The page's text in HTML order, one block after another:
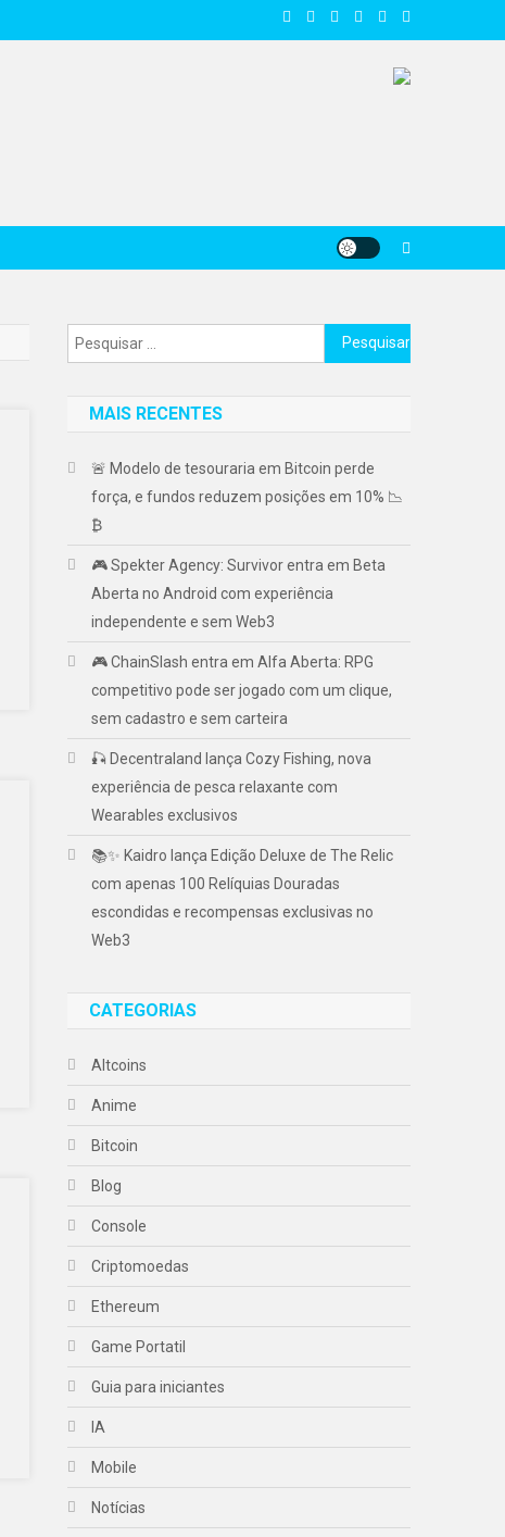
Pesquisar
por:
MAIS RECENTES
🚨 Modelo de tesouraria em Bitcoin perde
força, e fundos reduzem posições em 10% 📉
₿
🎮 Spekter Agency: Survivor entra em Beta
Aberta no Android com experiência
independente e sem Web3
🎮 ChainSlash entra em Alfa Aberta: RPG
competitivo pode ser jogado com um clique,
sem cadastro e sem carteira
🎣 Decentraland lança Cozy Fishing, nova
experiência de pesca relaxante com
Wearables exclusivos
📚✨ Kaidro lança Edição Deluxe de The Relic
com apenas 100 Relíquias Douradas
escondidas e recompensas exclusivas no
Web3
CATEGORIAS
Altcoins
Anime
Bitcoin
Blog
Console
Criptomoedas
Ethereum
Game Portatil
Guia para iniciantes
IA
Mobile
Notícias